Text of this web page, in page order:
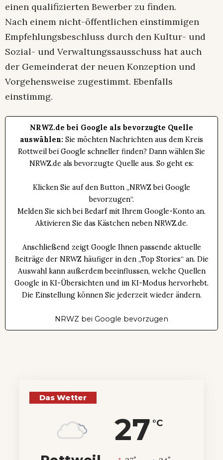
einen qualifizierten Bewerber zu finden.
Nach einem nicht-öffentlichen einstimmigen
Empfehlungsbeschluss durch den Kultur- und
Sozial- und Verwaltungssausschuss hat auch
der Gemeinderat der neuen Konzeption und
Vorgehensweise zugestimmt. Ebenfalls
einstimmg.
NRWZ.de bei Google als bevorzugte Quelle
auswählen: Sie möchten Nachrichten aus dem Kreis
Rottweil bei Google schneller finden? Dann wählen Sie
NRWZ.de als bevorzugte Quelle aus. So geht es:
Klicken Sie auf den Button „NRWZ bei Google
bevorzugen“.
Melden Sie sich bei Bedarf mit Ihrem Google-Konto an.
Aktivieren Sie das Kästchen neben NRWZ.de.
Anschließend zeigt Google Ihnen passende aktuelle
Beiträge der NRWZ häufiger in den „Top Stories“ an. Die
Auswahl kann außerdem beeinflussen, welche Quellen
Google in KI-Übersichten und im KI-Modus hervorhebt.
Die Einstellung können Sie jederzeit wieder ändern.
NRWZ bei Google bevorzugen
Das Wetter
27 °C